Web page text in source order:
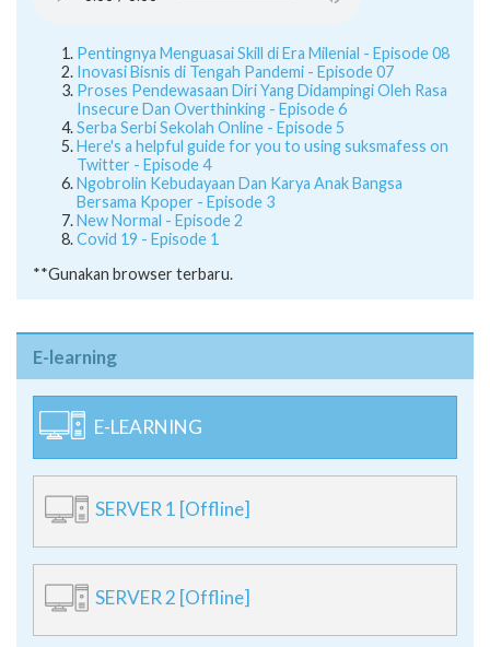
Pentingnya Menguasai Skill di Era Milenial - Episode 08
Inovasi Bisnis di Tengah Pandemi - Episode 07
Proses Pendewasaan Diri Yang Didampingi Oleh Rasa
Insecure Dan Overthinking - Episode 6
Serba Serbi Sekolah Online - Episode 5
Here's a helpful guide for you to using suksmafess on
Twitter - Episode 4
Ngobrolin Kebudayaan Dan Karya Anak Bangsa
Bersama Kpoper - Episode 3
New Normal - Episode 2
Covid 19 - Episode 1
**Gunakan browser terbaru.
E-learning
E-LEARNING
SERVER 1 [Offline]
SERVER 2 [Offline]